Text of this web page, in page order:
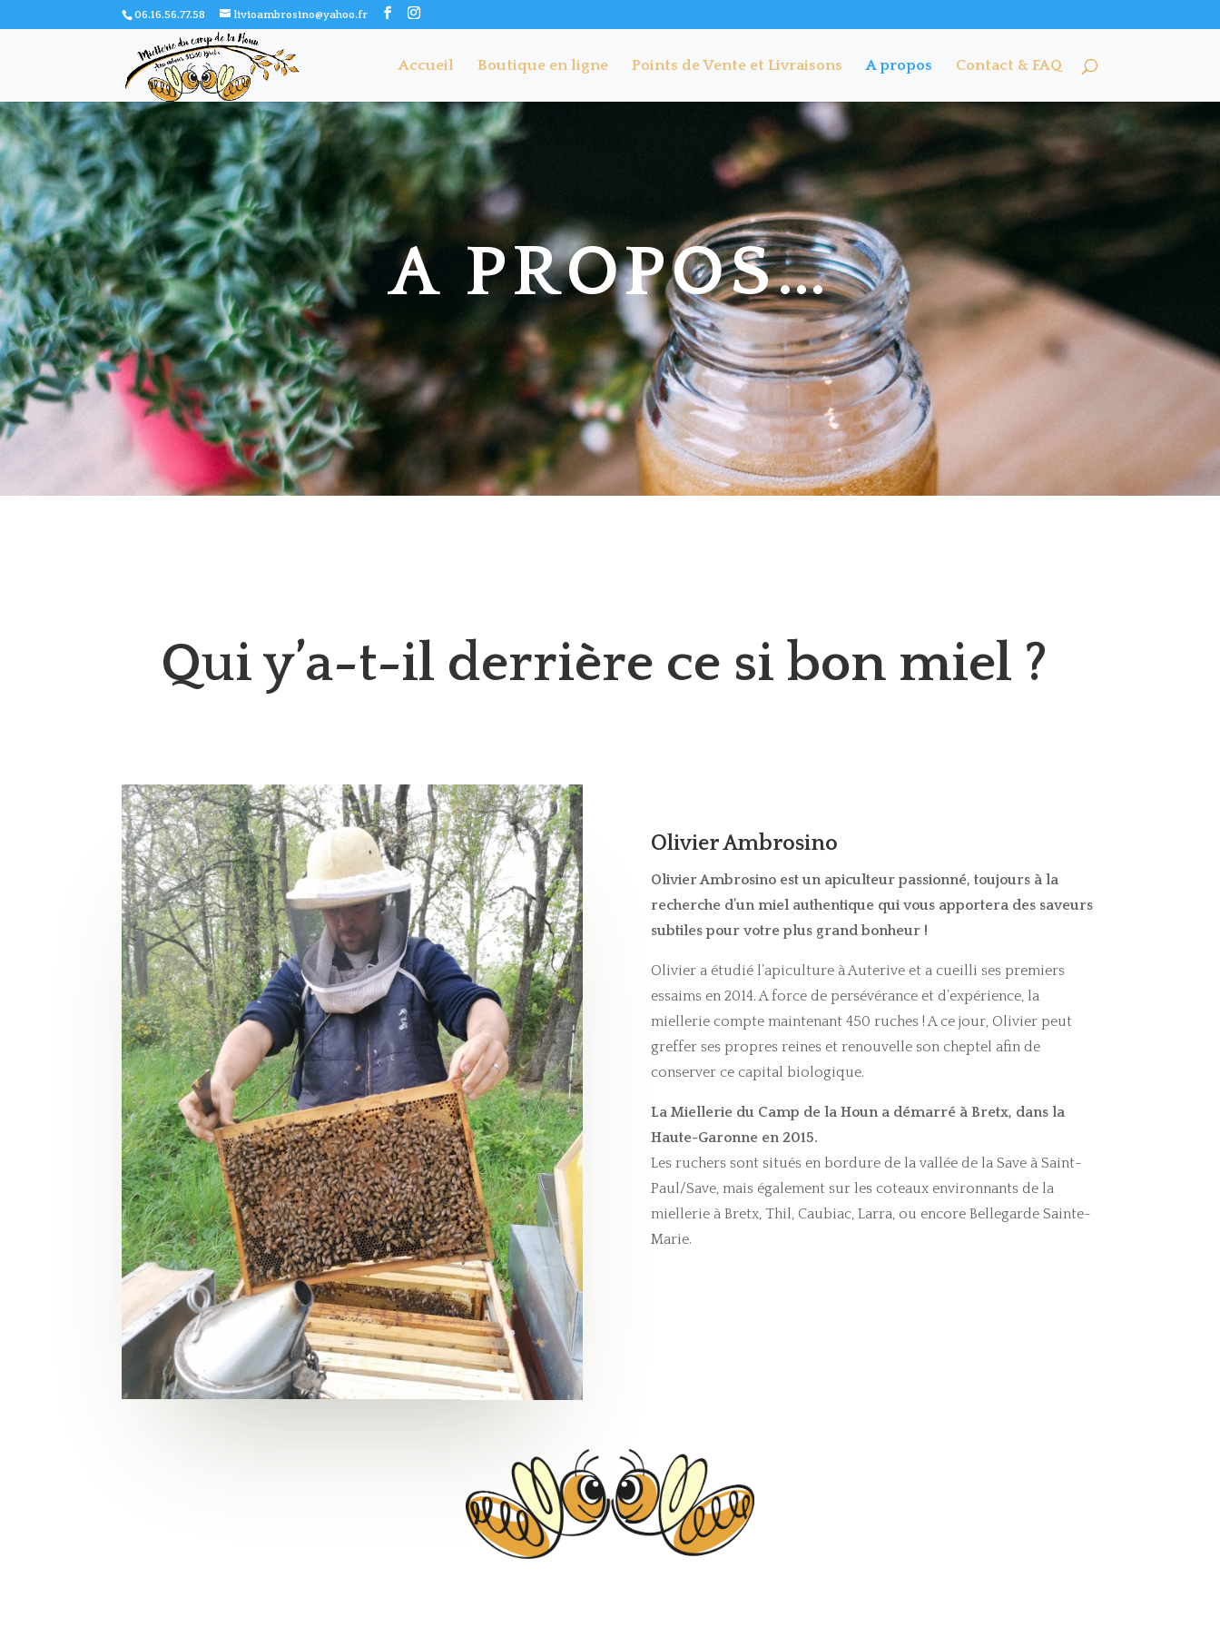
06.16.56.77.58 livioambrosino@yahoo.fr
Accueil Boutique en ligne Points de Vente et Livraisons A propos Contact & FAQ
A PROPOS…
Qui y’a-t-il derrière ce si bon miel ?
Olivier Ambrosino
Olivier Ambrosino est un apiculteur passionné, toujours à la
recherche d’un miel authentique qui vous apportera des saveurs
subtiles pour votre plus grand bonheur !
Olivier a étudié l’apiculture à Auterive et a cueilli ses premiers
essaims en 2014. A force de persévérance et d’expérience, la
miellerie compte maintenant 450 ruches ! A ce jour, Olivier peut
greffer ses propres reines et renouvelle son cheptel afin de
conserver ce capital biologique.
La Miellerie du Camp de la Houn a démarré à Bretx, dans la
Haute-Garonne en 2015.
Les ruchers sont situés en bordure de la vallée de la Save à Saint-
Paul/Save, mais également sur les coteaux environnants de la
miellerie à Bretx, Thil, Caubiac, Larra, ou encore Bellegarde Sainte-
Marie.